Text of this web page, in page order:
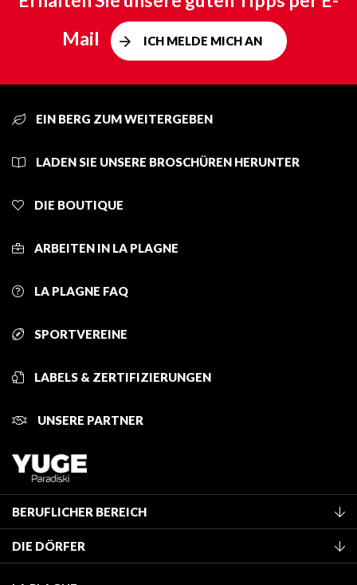
Mail
ICH MELDE MICH AN
EIN BERG ZUM WEITERGEBEN
LADEN SIE UNSERE BROSCHÜREN HERUNTER
DIE BOUTIQUE
ARBEITEN IN LA PLAGNE
LA PLAGNE FAQ
SPORTVEREINE
LABELS & ZERTIFIZIERUNGEN
UNSERE PARTNER
BERUFLICHER BEREICH
Mitglied des Fremdenverkehrsamtes werden
Klassifizierung von Möbeln
DIE DÖRFER